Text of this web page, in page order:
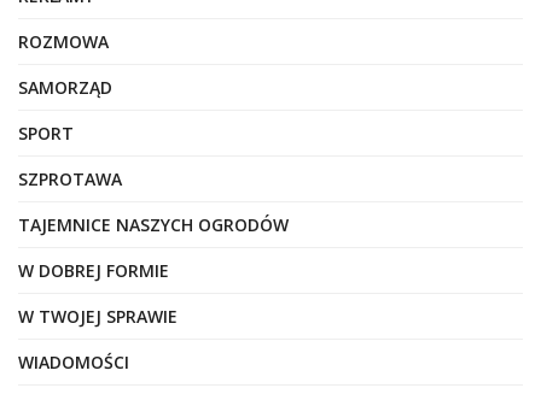
ROZMOWA
SAMORZĄD
SPORT
SZPROTAWA
TAJEMNICE NASZYCH OGRODÓW
W DOBREJ FORMIE
W TWOJEJ SPRAWIE
WIADOMOŚCI